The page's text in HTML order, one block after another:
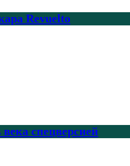
Revuelto
спецверсией